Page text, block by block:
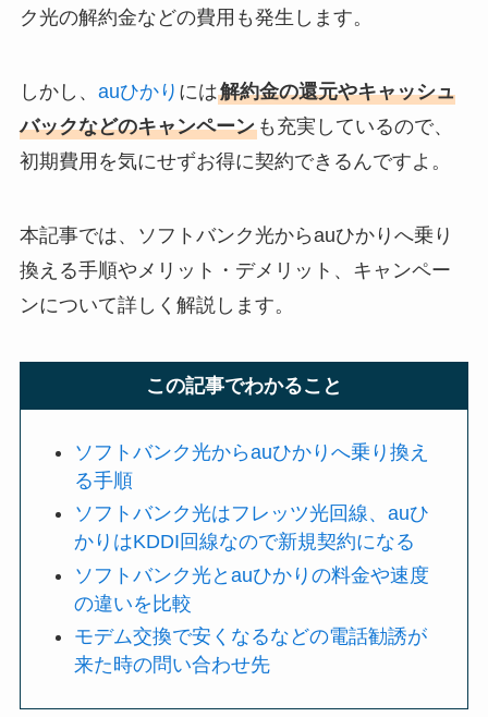
ク光の解約金などの費用も発生します。
しかし、 auひかり には解約金の還元やキャッシュ
バックなどのキャンペーンも充実しているので、
初期費用を気にせずお得に契約できるんですよ。
本記事では、ソフトバンク光からauひかりへ乗り
換える手順やメリット・デメリット、キャンペー
ンについて詳しく解説します。
この記事でわかること
ソフトバンク光からauひかりへ乗り換え
る手順
ソフトバンク光はフレッツ光回線、auひ
かりはKDDI回線なので新規契約になる
ソフトバンク光とauひかりの料金や速度
の違いを比較
モデム交換で安くなるなどの電話勧誘が
来た時の問い合わせ先